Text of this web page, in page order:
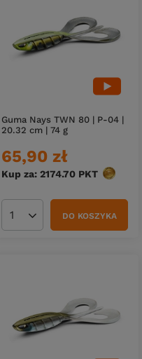
Guma Nays TWN 80 | P-04 |
20.32 cm | 74 g
65,90 zł
Kup za: 2174.70 PKT punktów
Ilość produktówDO KOSZYKA